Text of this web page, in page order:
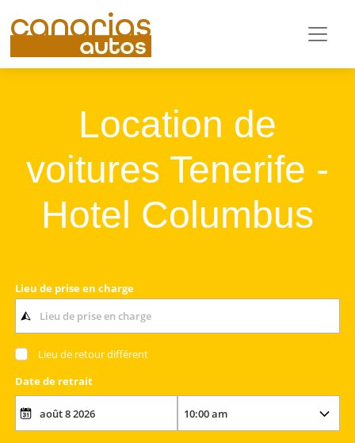
Location de
voitures Tenerife -
Hotel Columbus
Lieu de prise en charge
Lieu de retour différent
Date de retrait